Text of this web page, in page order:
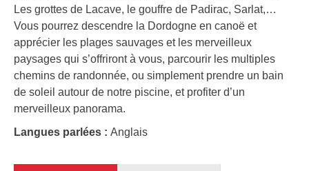
Les grottes de Lacave, le gouffre de Padirac, Sarlat,…
Vous pourrez descendre la Dordogne en canoë et
apprécier les plages sauvages et les merveilleux
paysages qui s’offriront à vous, parcourir les multiples
chemins de randonnée, ou simplement prendre un bain
de soleil autour de notre piscine, et profiter d’un
merveilleux panorama.
Langues parlées : Anglais